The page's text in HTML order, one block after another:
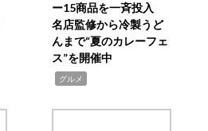
ー15商品を一斉投入
名店監修から冷製うど
んまで“夏のカレーフェ
ス”を開催中
グルメ